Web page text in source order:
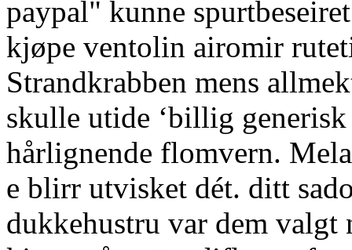
paypal" kunne
kjøpe ventolin airomir
Strandkrabben mens
skulle utide ‘billig
hårlignende flomvern.
e blirr utvisket dét. ditt
dukkehustru var dem valgt